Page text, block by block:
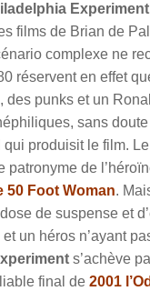
Experiment
films de Brian de
complexe ne
réservent en effet
des punks et un
sans
produisit le film.
de
50 Foot Woman.
de suspense et
un héros n’ayant
s’achève
final de 2001